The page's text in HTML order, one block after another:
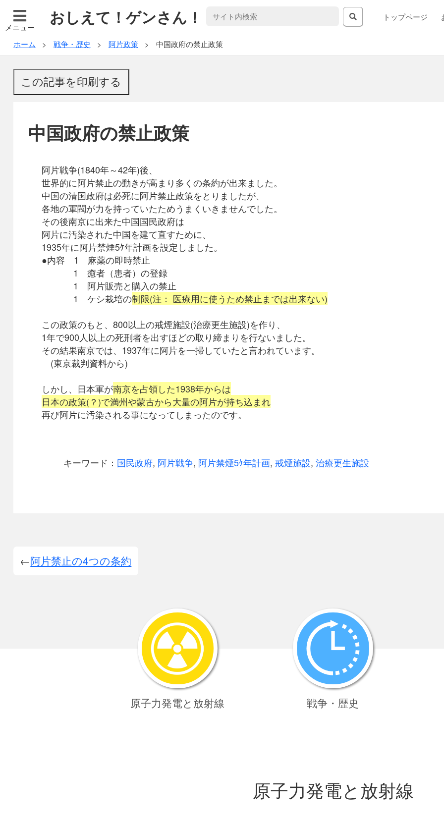
メニュー おしえて！ゲンさん！ トップページ
ホーム 戦争・歴史 阿片政策 中国政府の禁止政策
中国政府の禁止政策
阿片戦争(1840年～42年)後、
世界的に阿片禁止の動きが高まり多くの条約が出来ました。
中国の清国政府は必死に阿片禁止政策をとりましたが、
各地の軍閥が力を持っていたためうまくいきませんでした。
その後南京に出来た中国国民政府は
阿片に汚染された中国を建て直すために、
1935年に阿片禁煙5ｹ年計画を設定しました。
●内容 1 麻薬の即時禁止
1 癒者（患者）の登録
1 阿片販売と購入の禁止
1 ケシ栽培の制限(注： 医療用に使うため禁止までは出来ない)
この政策のもと、800以上の戒煙施設(治療更生施設)を作り、
1年で900人以上の死刑者を出すほどの取り締まりを行ないました。
その結果南京では、1937年に阿片を一掃していたと言われています。
(東京裁判資料から)
しかし、日本軍が南京を占領した1938年からは
日本の政策(？)で満州や蒙古から大量の阿片が持ち込まれ
再び阿片に汚染される事になってしまったのです。
キーワード： 国民政府, 阿片戦争, 阿片禁煙5ｹ年計画,戒煙施設,治療更生施設
阿片禁止の4つの条約
原子力発電と放射線 戦争・歴史
原子力発電と放射線